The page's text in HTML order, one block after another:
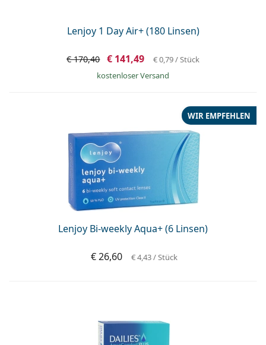
Lenjoy 1 Day Air+ (180 Linsen)
€ 170,40 € 141,49 € 0,79/ Stück
kostenloser Versand
Lenjoy Bi-weekly Aqua+ (6 Linsen)
WIR EMPFEHLEN
€ 26,60 € 4,43/ Stück